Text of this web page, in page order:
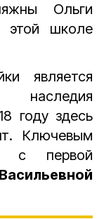
Ольги
школе
является
наследия
году здесь
Ключевым
с первой